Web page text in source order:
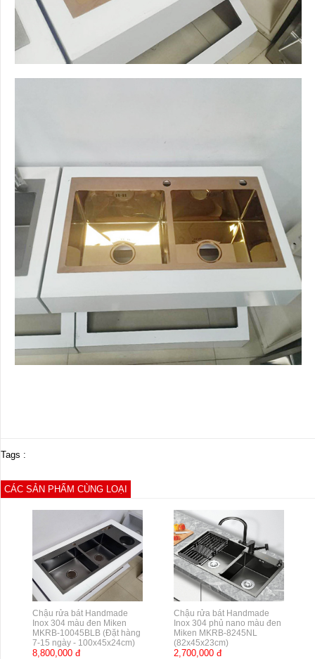
Tags :
CÁC SẢN PHẨM CÙNG LOẠI
Chậu rửa bát Handmade
Inox 304 màu đen Miken
MKRB-10045BLB (Đặt hàng
7-15 ngày - 100x45x24cm)
8,800,000 đ
Chậu rửa bát Handmade
Inox 304 phủ nano màu đen
Miken MKRB-8245NL
(82x45x23cm)
2,700,000 đ